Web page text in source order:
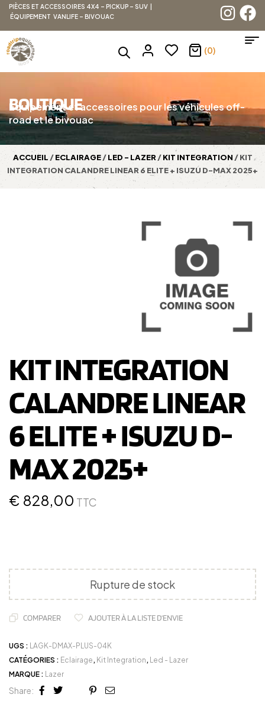
PIÈCES ET ACCESSOIRES 4X4 – PICKUP – SUV |
ÉQUIPEMENT VANLIFE – BIVOUAC
(0)
BOUTIQUE
Équipement et accessoires pour les véhicules off-
road et le bivouac
ACCUEIL /ECLAIRAGE/LED - LAZER /KIT INTEGRATION / KIT
INTEGRATION CALANDRE LINEAR 6 ELITE + ISUZU D-MAX 2025+
KIT INTEGRATION
CALANDRE LINEAR
6 ELITE + ISUZU D-
MAX 2025+
€ 828,00 TTC
Rupture de stock
COMPARER AJOUTER À LA LISTE D'ENVIE
UGS : LAGK-DMAX-PLUS-04K
CATÉGORIES : Eclairage, Kit Integration, Led - Lazer
MARQUE : Lazer
Share:
Facebook
TwitterLinkedin
Google+
Pinterest
Email